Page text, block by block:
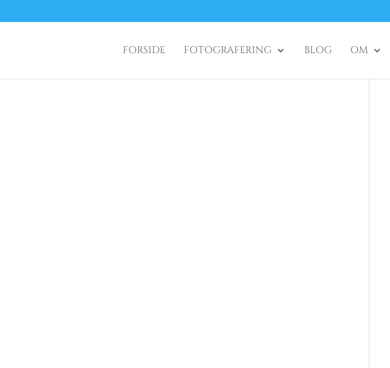
FORSIDE FOTOGRAFERING BLOG OM